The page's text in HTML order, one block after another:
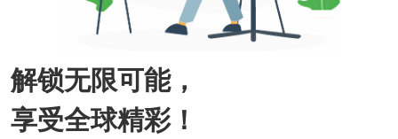
解锁无限可能，
享受全球精彩！